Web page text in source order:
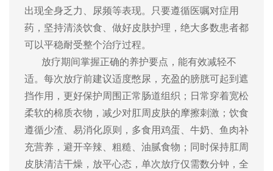
出现全身乏力、尿频等表现。只要遵循医嘱对症用
药，坚持清淡饮食、做好皮肤护理，绝大多数患者都
可以平稳耐受整个治疗过程。
放疗期间掌握正确的养护要点，能有效减轻不
适。每次放疗前建议适度憋尿，充盈的膀胱可起到遮
挡作用，更好保护周围正常肠道组织；日常穿着宽松
柔软的棉质衣物，减少对肛周皮肤的摩擦刺激；饮食
遵循少渣、易消化原则，多食用鸡蛋、牛奶、鱼肉补
充营养，避开辛辣、粗糙、油腻食物；同时保持肛周
皮肤清洁干燥，放平心态，单次放疗仅需数分钟，全